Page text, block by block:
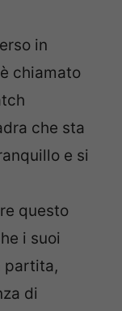
in
chiamato
che sta
e si
questo
i suoi
partita,
di